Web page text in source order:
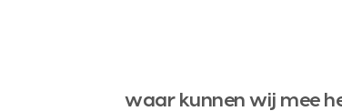
waar kunnen wij mee